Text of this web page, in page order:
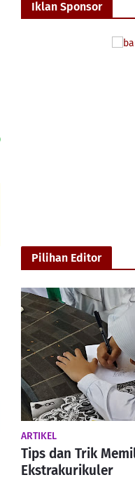
Iklan Sponsor
Pilihan Editor
ARTIKEL
Tips dan Trik
Ekstrakurikuler